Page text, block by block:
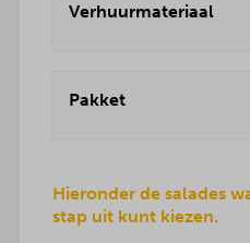
Verhuurmateriaal
Pakket
Hieronder de salades
stap uit kunt kiezen.